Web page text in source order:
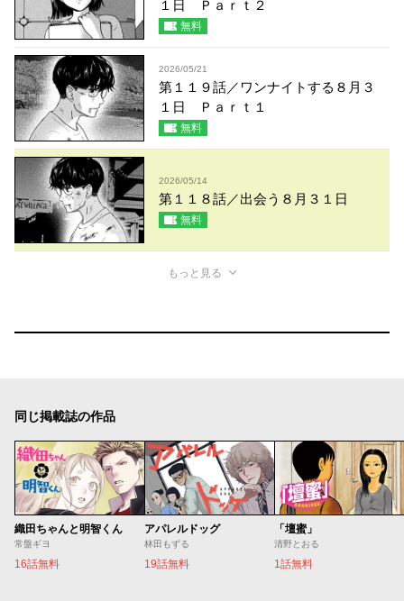
１日 Ｐａｒｔ２
無料
2026/05/21
第１１９話／ワンナイトする８月３
１日 Ｐａｒｔ１
無料
2026/05/14
第１１８話／出会う８月３１日
無料
もっと見る
同じ掲載誌の作品
織田ちゃんと明智くん
常盤ギヨ
16話無料
アパレルドッグ
林田もずる
19話無料
「壇蜜」
清野とおる
1話無料